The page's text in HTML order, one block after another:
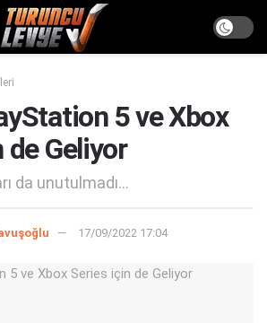
5 ve Xbox
Geliyor
da unutulmadı...
17/09/2022 17:04